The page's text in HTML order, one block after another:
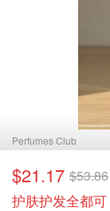
Perfumes Club
$21.17 $53.86
护肤护发全都